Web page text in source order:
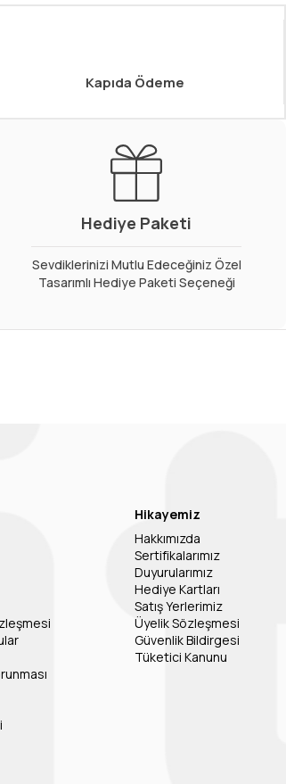
Kapıda Ödeme
Hediye Paketi
Sevdiklerinizi Mutlu Edeceğiniz Özel
Tasarımlı Hediye Paketi Seçeneği
Hikayemiz
Hakkımızda
Sertifikalarımız
Duyurularımız
Hediye Kartları
Satış Yerlerimiz
Üyelik Sözleşmesi
Güvenlik Bildirgesi
Tüketici Kanunu